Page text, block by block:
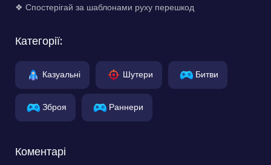
❖ Спостерігай за шаблонами руху перешкод
Категорії:
Казуальні Шутери Битви
Зброя Раннери
Коментарі